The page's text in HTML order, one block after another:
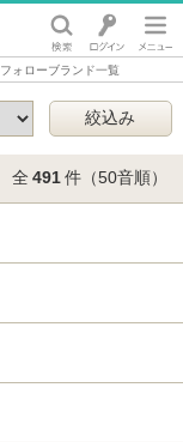
フォローブランド一覧
全 491件（50音順）